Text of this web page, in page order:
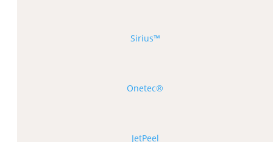
Sirius™
Onetec®
JetPeel